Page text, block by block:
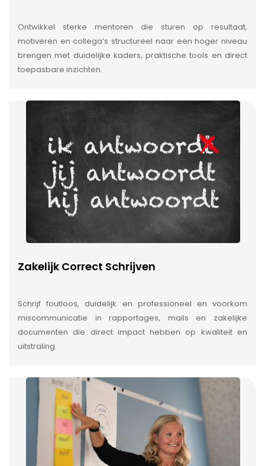
Ontwikkel sterke mentoren die sturen op resultaat,
motiveren en collega’s structureel naar een hoger niveau
brengen met duidelijke kaders, praktische tools en direct
toepasbare inzichten.
Zakelijk Correct Schrijven
Schrijf foutloos, duidelijk en professioneel en voorkom
miscommunicatie in rapportages, mails en zakelijke
documenten die direct impact hebben op kwaliteit en
uitstraling.